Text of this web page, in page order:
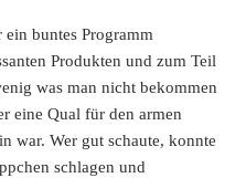
ein buntes Programm
Produkten und zum Teil
was man nicht bekommen
eine Qual für den armen
war. Wer gut schaute, konnte
schlagen und